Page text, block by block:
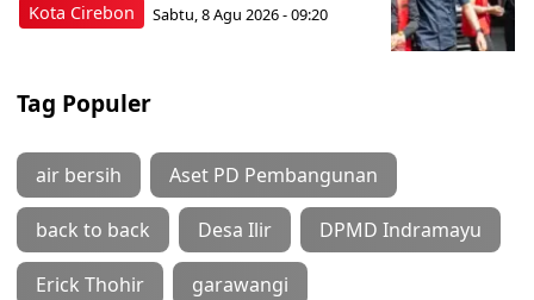
Kota Cirebon Sabtu, 8 Agu 2026 - 09:20
Tag Populer
air bersih Aset PD Pembangunan
back to back Desa Ilir DPMD Indramayu
Erick Thohir garawangi